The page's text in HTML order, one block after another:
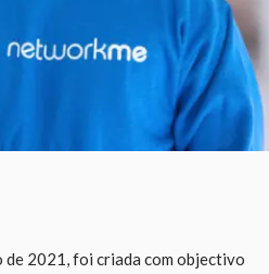
de 2021, foi criada com objectivo